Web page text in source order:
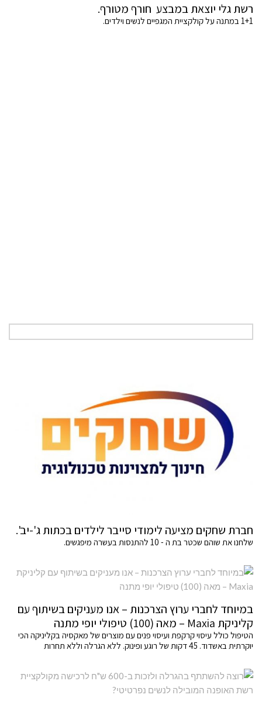
רשת גלי יוצאת במבצע חורף מטורף.
1+1 במתנה על קולקציית המגפיים לנשים וילדים.
חברת שחקים מציעה לימודי סייבר לילדים בכתות ג'-יב'.
שלחנו את שוהם שכטר בת ה - 10 להתנסות בעשרה מיפגשים.
במיוחד לחברי ערוץ הצרכנות – אנו מעניקים בשיתוף עם
קליניקת Maxia – מאה (100) טיפולי יופי מתנה
הטיפול כולל עיסוי קרקפת ועיסוי פנים עם מוצרים של מאקסיה בקליניקה הכי
יוקרתית באשדוד. 45 דקות של רוגע ופינוק. ללא הגרלה וללא תחרות